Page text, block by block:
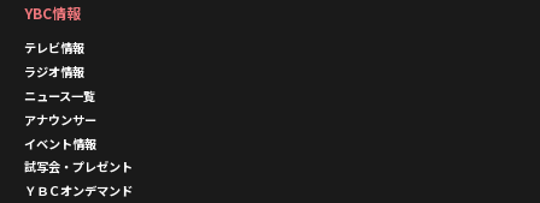
YBC情報
テレビ情報
ラジオ情報
ニュース一覧
アナウンサー
イベント情報
試写会・プレゼント
ＹＢＣオンデマンド